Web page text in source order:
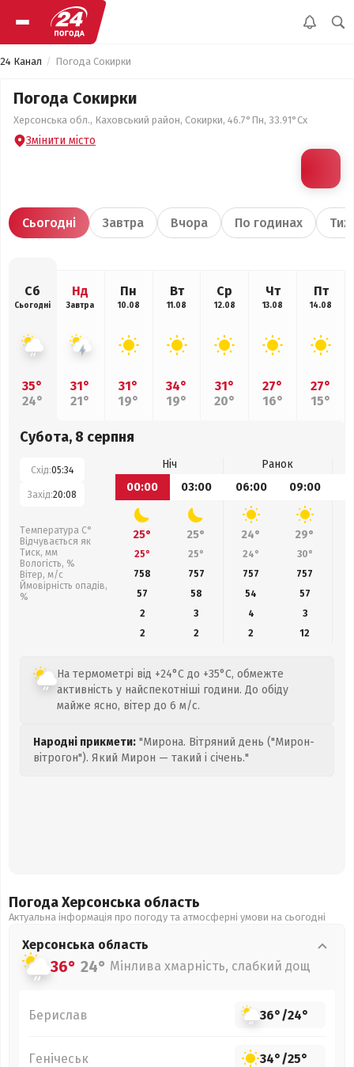
24 Канал Погода Сокирки
Погода Сокирки
Херсонська обл., Каховський район, Сокирки, 46.7°Пн, 33.91°Сх
Змінити місто
Сьогодні Завтра Вчора По годинах
Сб
Сьогодні
35°
24°
Нд
Завтра
31°
21°
Пн
10.08
31°
19°
Вт
11.08
34°
19°
Ср
12.08
31°
20°
Чт
13.08
27°
16°
Пт
14.08
27°
15°
Субота, 8 серпня
Схід:05:34
Захід:20:08
Температура С°
Відчувається як
Тиск, мм
Вологість, %
Вітер, м/с
Ймовірність опадів,
%
Ніч
Ранок
00:00
03:00 06:00 09:00
25° 25° 24° 29°
25° 25° 24° 30°
758
757 757 757
57
58 54 57
2
3 4
3
2
2 2 12
На термометрі від +24°C до +35°C, обмежте
активність у найспекотніші години. До обіду
майже ясно, вітер до 6 м/с.
Народні прикмети: "Мирона. Вітряний день ("Мирон-
вітрогон"). Який Мирон — такий і січень."
Погода Херсонська область
Актуальна інформація про погоду та атмосферні умови на сьогодні
Херсонська область
36° 24° Мінлива хмарність, слабкий дощ
Берислав 36°/24°
Генічеськ 34°/25°